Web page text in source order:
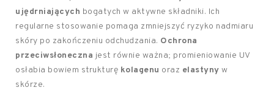
ujędrniających bogatych w aktywne składniki. Ich
regularne stosowanie pomaga zmniejszyć ryzyko nadmiaru
skóry po zakończeniu odchudzania. Ochrona
przeciwsłoneczna jest równie ważna; promieniowanie UV
osłabia bowiem strukturę kolagenu oraz elastyny w
skórze.